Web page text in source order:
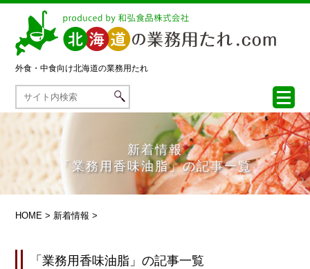
外食・中食向け北海道の業務用たれ
新着情報
「業務用香味油脂」の記事一覧
HOME > 新着情報 >
「業務用香味油脂」の記事一覧